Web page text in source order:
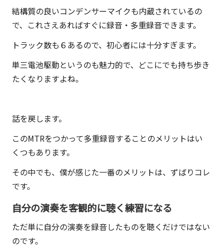
で
す。
結構質の良いコンデンサーマイクも内蔵されているの
で、これさえあればすぐに録音・多重録音できます。
トラック数も６あるので、初心者には十分すぎます。
単三電池駆動というのも魅力的で、どこにでも持ち歩き
たくなりますよね。
話を戻します。
このMTRをつかって多重録音することのメリットはい
くつもあります。
その中でも、僕が感じた一番のメリットは、ずばりコレ
です。
自分の演奏を客観的に聴く練習になる
ただ単に自分の演奏を録音したものを聴くだけではない
のです。